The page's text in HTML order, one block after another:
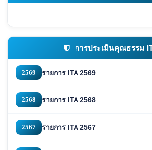
การประเมินคุณธรรม
2569 รายการ ITA 2569
2568 รายการ ITA 2568
2567 รายการ ITA 2567